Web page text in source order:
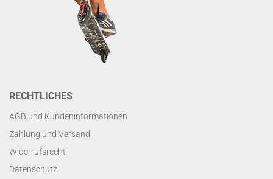
RECHTLICHES
AGB und Kundeninformationen
Zahlung und Versand
Widerrufsrecht
Datenschutz